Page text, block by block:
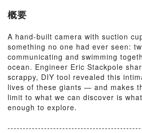
概要
A hand-built camera with suction
something no one had ever seen:
communicating and swimming
ocean. Engineer Eric Stackpole
scrappy, DIY tool revealed this
lives of these giants — and makes
limit to what we can discover is
enough to explore.